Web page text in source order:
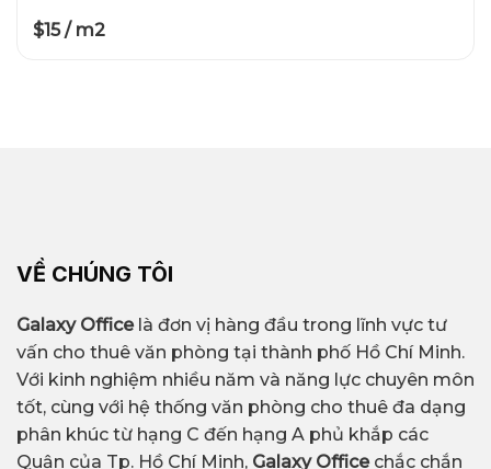
$15 / m2
VỀ CHÚNG TÔI
Galaxy Officelà đơn vị hàng đầu trong lĩnh vực tư
vấn cho thuê văn phòng tại thành phố Hồ Chí Minh.
Với kinh nghiệm nhiều năm và năng lực chuyên môn
tốt, cùng với hệ thống văn phòng cho thuê đa dạng
phân khúc từ hạng C đến hạng A phủ khắp các
Quận của Tp. Hồ Chí Minh, Galaxy Office chắc chắn